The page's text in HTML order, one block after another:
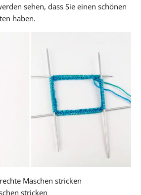
sehen, dass Sie einen schönen
haben.
Maschen stricken
stricken